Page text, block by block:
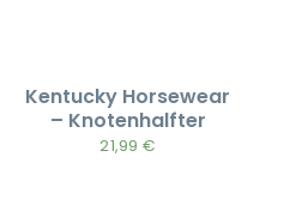
Kentucky Horsewear
– Knotenhalfter
21,99 €